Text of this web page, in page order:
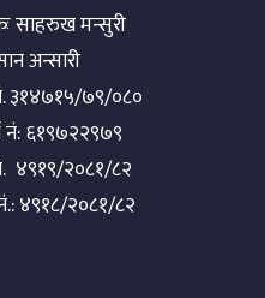
साहरुख मन्सुरी
अन्सारी
नं. ३१४७१५/७९/०८०
नं: ६१९७२२९७९
४९१९/२०८१/८२
४९१८/२०८१/८२